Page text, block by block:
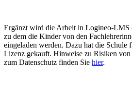
Ergänzt wird die Arbeit in Logineo-LMS
zu dem die Kinder von den
eingeladen werden. Dazu hat die Schule
Lizenz gekauft. Hinweise zu Risiken
zum Datenschutz finden Sie hier.